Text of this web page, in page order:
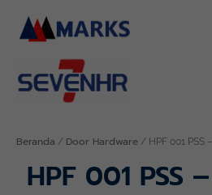
konten
Beranda / Door Hardware / HPF 001 PSS
HPF 001 PSS